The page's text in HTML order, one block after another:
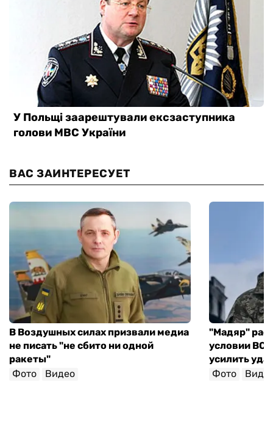
ВАС ЗАИНТЕРЕСУЕТ
В Воздушных силах призвали медиа
не писать "не сбито ни одной
ракеты"
Фото
Видео
"Мадяр"
условии
усилить
Фото